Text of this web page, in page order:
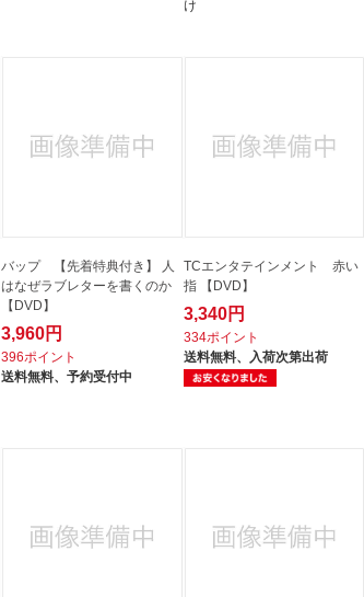
け
バップ 【先着特典付き】 人
はなぜラブレターを書くのか
【DVD】
3,960円
396ポイント
送料無料、予約受付中
TCエンタテインメント 赤い
指 【DVD】
3,340円
334ポイント
送料無料、
入荷次第出荷